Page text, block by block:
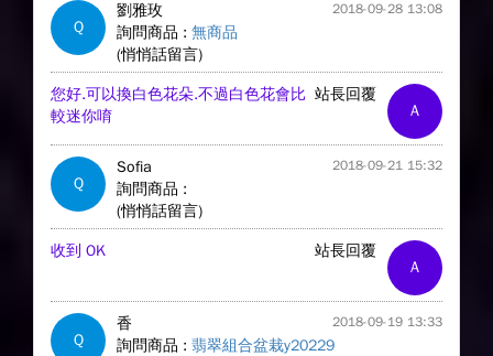
Q
劉雅玫 2018-09-28 13:08
詢問商品 : 無商品
(悄悄話留言)
A
站長回覆
您好.可以換白色花朵.不過白色花會比
較迷你唷
Q
Sofia 2018-09-21 15:32
詢問商品 :
(悄悄話留言)
A
站長回覆
收到 OK
Q
香 2018-09-19 13:33
詢問商品 : 翡翠組合盆栽y20229